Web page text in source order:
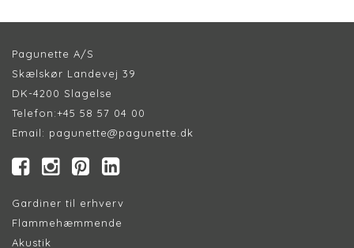
Pagunette A/S
Skælskør Landevej 39
DK-4200 Slagelse
Telefon:+45 58 57 04 00
Email: pagunette@pagunette.dk
Gardiner til erhverv
Flammehæmmende
Akustik